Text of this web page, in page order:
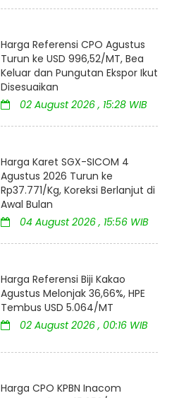
Harga Referensi CPO Agustus
Turun ke USD 996,52/MT, Bea
Keluar dan Pungutan Ekspor Ikut
Disesuaikan
02 August 2026 , 15:28 WIB
Harga Karet SGX-SICOM 4
Agustus 2026 Turun ke
Rp37.771/Kg, Koreksi Berlanjut di
Awal Bulan
04 August 2026 , 15:56 WIB
Harga Referensi Biji Kakao
Agustus Melonjak 36,66%, HPE
Tembus USD 5.064/MT
02 August 2026 , 00:16 WIB
Harga CPO KPBN Inacom